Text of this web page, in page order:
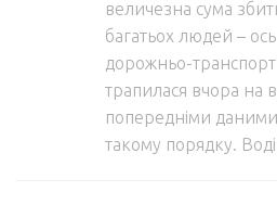
величезна сума
багатьох людей – ось
дорожньо-
трапилася вчора на
попередніми
такому порядку.